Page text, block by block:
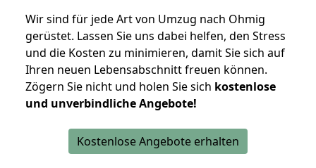
Wir sind für jede Art von Umzug nach Ohmig
gerüstet. Lassen Sie uns dabei helfen, den Stress
und die Kosten zu minimieren, damit Sie sich auf
Ihren neuen Lebensabschnitt freuen können.
Zögern Sie nicht und holen Sie sich kostenlose
und unverbindliche Angebote!
Kostenlose Angebote erhalten